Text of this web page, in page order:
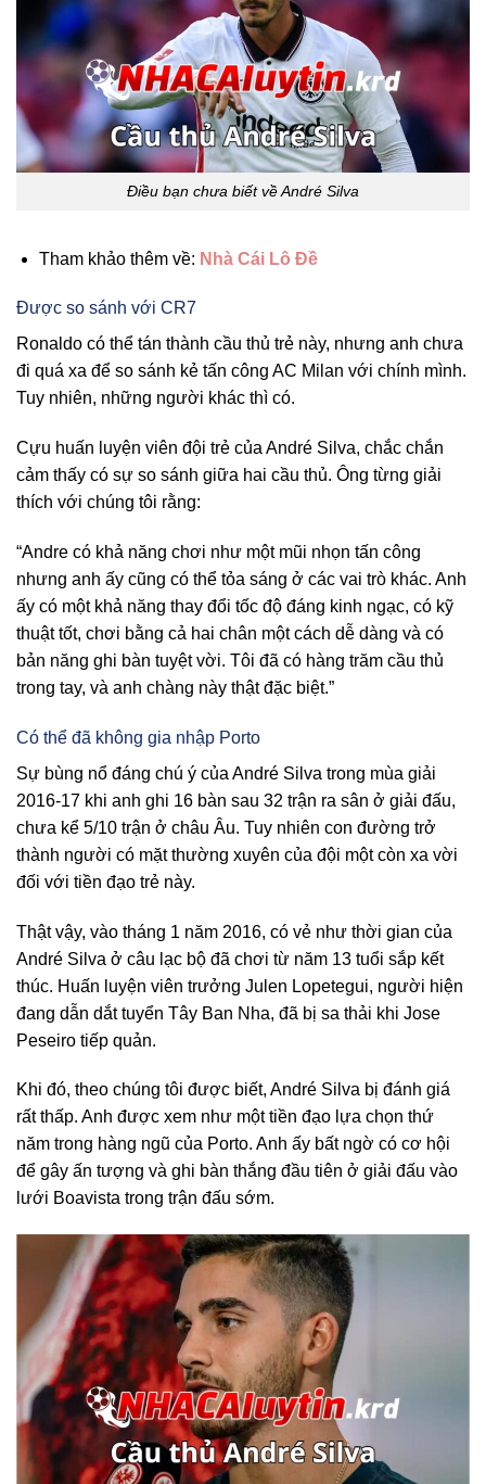
Điều bạn chưa biết về André Silva
Tham khảo thêm về: Nhà Cái Lô Đề
Được so sánh với CR7
Ronaldo có thể tán thành cầu thủ trẻ này, nhưng anh chưa
đi quá xa để so sánh kẻ tấn công AC Milan với chính mình.
Tuy nhiên, những người khác thì có.
Cựu huấn luyện viên đội trẻ của André Silva, chắc chắn
cảm thấy có sự so sánh giữa hai cầu thủ. Ông từng giải
thích với chúng tôi rằng:
“Andre có khả năng chơi như một mũi nhọn tấn công
nhưng anh ấy cũng có thể tỏa sáng ở các vai trò khác. Anh
ấy có một khả năng thay đổi tốc độ đáng kinh ngạc, có kỹ
thuật tốt, chơi bằng cả hai chân một cách dễ dàng và có
bản năng ghi bàn tuyệt vời. Tôi đã có hàng trăm cầu thủ
trong tay, và anh chàng này thật đặc biệt.”
Có thể đã không gia nhập Porto
Sự bùng nổ đáng chú ý của André Silva trong mùa giải
2016-17 khi anh ghi 16 bàn sau 32 trận ra sân ở giải đấu,
chưa kể 5/10 trận ở châu Âu. Tuy nhiên con đường trở
thành người có mặt thường xuyên của đội một còn xa vời
đối với tiền đạo trẻ này.
Thật vậy, vào tháng 1 năm 2016, có vẻ như thời gian của
André Silva ở câu lạc bộ đã chơi từ năm 13 tuổi sắp kết
thúc. Huấn luyện viên trưởng Julen Lopetegui, người hiện
đang dẫn dắt tuyển Tây Ban Nha, đã bị sa thải khi Jose
Peseiro tiếp quản.
Khi đó, theo chúng tôi được biết, André Silva bị đánh giá
rất thấp. Anh được xem như một tiền đạo lựa chọn thứ
năm trong hàng ngũ của Porto. Anh ấy bất ngờ có cơ hội
để gây ấn tượng và ghi bàn thắng đầu tiên ở giải đấu vào
lưới Boavista trong trận đấu sớm.